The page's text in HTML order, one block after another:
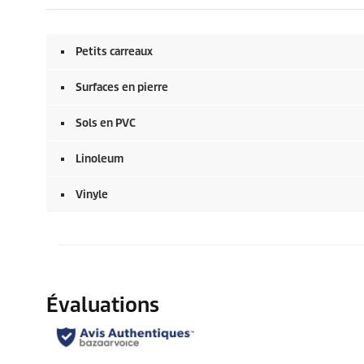
Petits carreaux
Surfaces en pierre
Sols en PVC
Linoleum
Vinyle